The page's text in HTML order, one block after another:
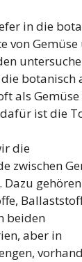
in die
von
botanisch
als
ist die
die
zwischen
Dazu
beiden
aber in